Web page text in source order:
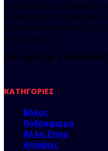
Ιστοσελίδα που οργανώνει
ενημέρωσης στη Θεσσαλία,
αξιοπιστία και άποψη,
αστερίσκους.
Στο regista.gr η μπάλα
ΚΑΤΗΓΟΡΊΕΣ
Βόλος
Ποδόσφαιρο
Άλλα Σπορ
Απόψεις